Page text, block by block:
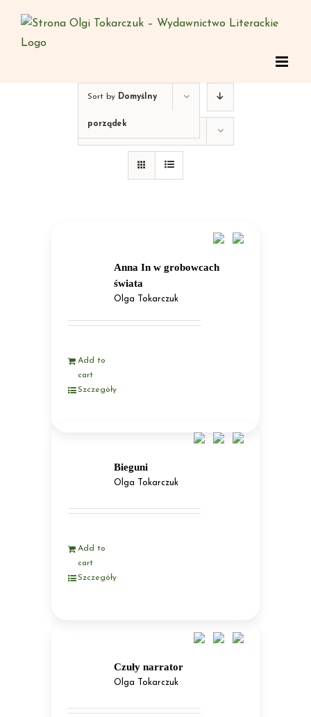
content
Sort by Domyślny
porządek
Show12 Products
Anna In w grobowcach
świata
Olga Tokarczuk
Add to
cart
Szczegóły
Bieguni
Olga Tokarczuk
Add to
cart
Szczegóły
Czuły narrator
Olga Tokarczuk